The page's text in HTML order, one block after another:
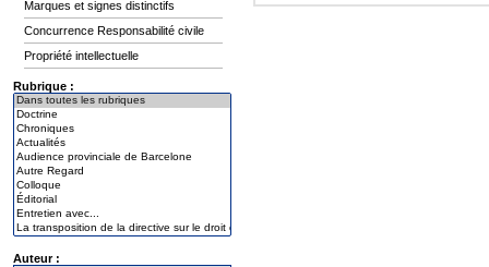
Marques et signes distinctifs
Concurrence Responsabilité civile
Propriété intellectuelle
Rubrique :
Auteur :